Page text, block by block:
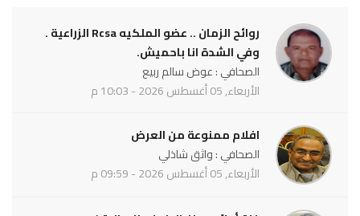
روائح الزمان .. عضو الملكيه Rcsa الزراعية .
وفي الشدة انا باحميش.
الصحافي : عوض سالم ربيع
الأربعاء, 05 أغسطس 2026 - 10:03 م
افلام ممنوعة من العرض
الصحافي : واثق شاذلي
الأربعاء, 05 أغسطس 2026 - 09:59 م